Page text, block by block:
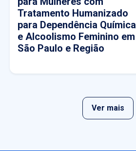
Tratamento Humanizado
para Dependência Química
e Alcoolismo Feminino em
São Paulo e Região
Ver mais